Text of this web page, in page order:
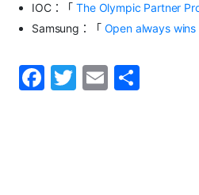
IOC：「The Olympic Partner
Samsung：「 Open always
F
T
E